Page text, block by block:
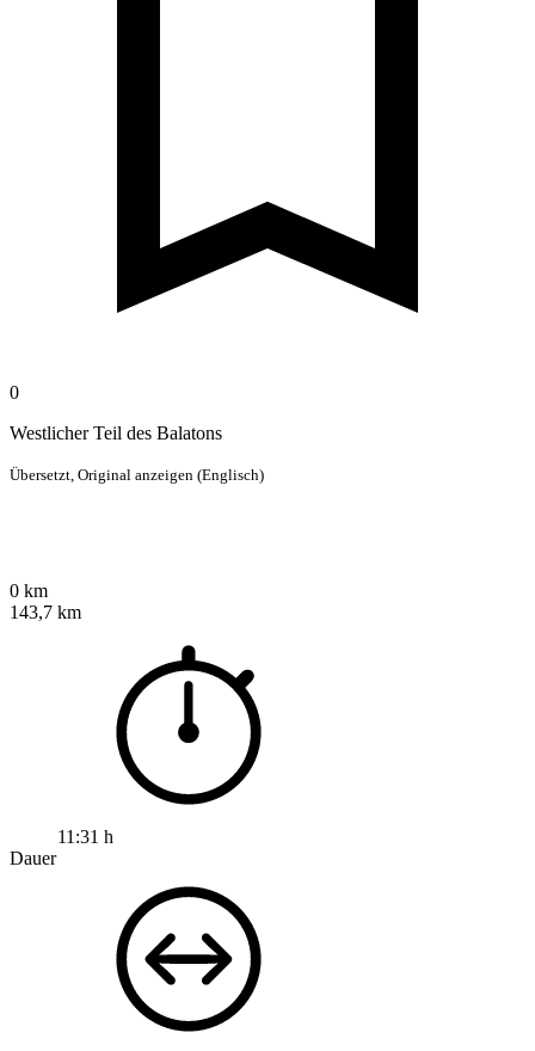
0
Westlicher Teil des Balatons
Übersetzt, Original anzeigen (Englisch)
0 km
143,7 km
11:31 h
Dauer